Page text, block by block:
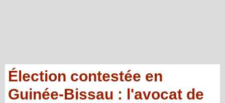
Élection contestée en
Guinée-Bissau : l'avocat de